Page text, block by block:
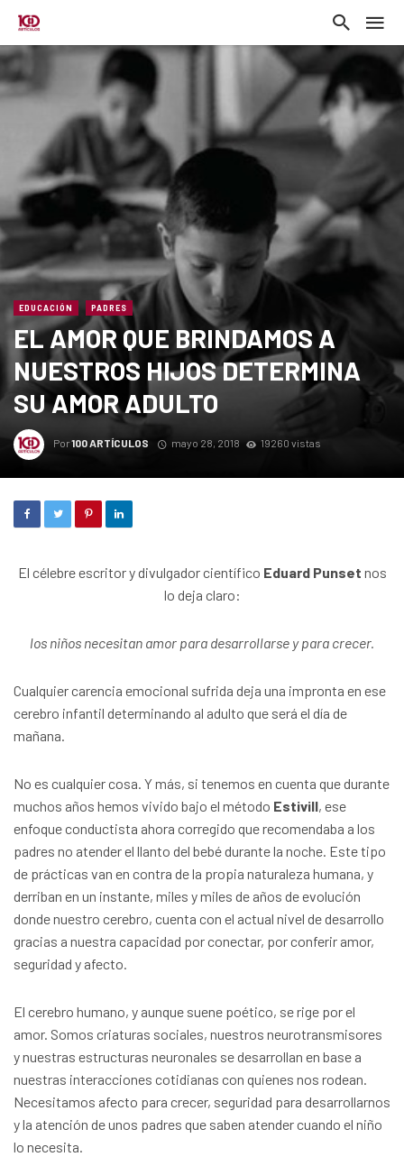
EDUCACIÓN PADRES
EL AMOR QUE BRINDAMOS A
NUESTROS HIJOS DETERMINA
SU AMOR ADULTO
Por100 ARTÍCULOS mayo 28, 2018 19260 vistas
El célebre escritor y divulgador científico Eduard Punset nos
lo deja claro:
los niños necesitan amor para desarrollarse y para crecer.
Cualquier carencia emocional sufrida deja una impronta en ese
cerebro infantil determinando al adulto que será el día de
mañana.
No es cualquier cosa. Y más, si tenemos en cuenta que durante
muchos años hemos vivido bajo el método Estivill, ese
enfoque conductista ahora corregido que recomendaba a los
padres no atender el llanto del bebé durante la noche. Este tipo
de prácticas van en contra de la propia naturaleza humana, y
derriban en un instante, miles y miles de años de evolución
donde nuestro cerebro, cuenta con el actual nivel de desarrollo
gracias a nuestra capacidad por conectar, por conferir amor,
seguridad y afecto.
El cerebro humano, y aunque suene poético, se rige por el
amor. Somos criaturas sociales, nuestros neurotransmisores
y nuestras estructuras neuronales se desarrollan en base a
nuestras interacciones cotidianas con quienes nos rodean.
Necesitamos afecto para crecer, seguridad para desarrollarnos
y la atención de unos padres que saben atender cuando el niño
lo necesita.